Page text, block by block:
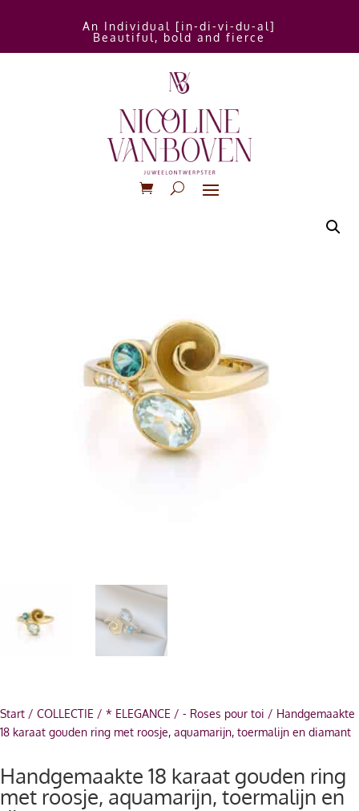
An Individual [in-di-vi-du-al]
Beautiful, bold and fierce
Start / COLLECTIE / * ELEGANCE / - Roses pour toi / Handgemaakte
18 karaat gouden ring met roosje, aquamarijn, toermalijn en diamant
Handgemaakte 18 karaat gouden ring
met roosje, aquamarijn, toermalijn en